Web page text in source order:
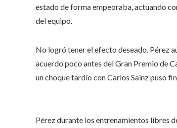
estado de forma empeoraba, actuando
del equipo.
No logró tener el efecto deseado. Pérez
acuerdo poco antes del Gran Premio de
un choque tardío con Carlos Sainz puso
Pérez durante los entrenamientos libres